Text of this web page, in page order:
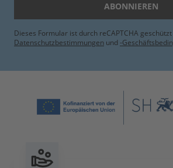
ABONNIEREN
Dieses Formular ist durch reCAPTCHA
Datenschutzbestimmungen und -